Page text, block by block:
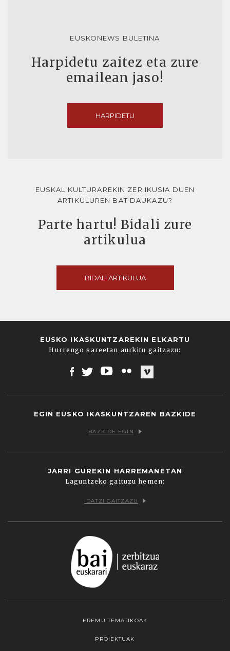
EUSKONEWS BULETINA
Harpidetu zaitez eta zure
emailean jaso!
HARPIDETU
EUSKAL KULTURAREKIN ZER IKUSIA DUEN
ARTIKULUREN BAT DAUKAZU?
Parte hartu! Bidali zure
artikulua
BIDALI ARTIKULUA
EUSKO IKASKUNTZAREKIN ELKARTU
Hurrengo sareetan aurkitu gaitzazu:
EGIN EUSKO IKASKUNTZAREN BAZKIDE
BAZKIDE EGIN
JARRI GUREKIN HARREMANETAN
Laguntzeko gaituzu hemen:
IDATZI GAITZAZU
EREMU TEMATIKOAK
PROIEKTUAK